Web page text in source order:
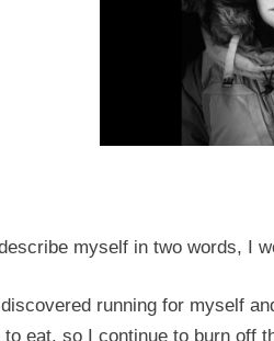
myself in two words, I
running for myself
eat, so I continue to burn off